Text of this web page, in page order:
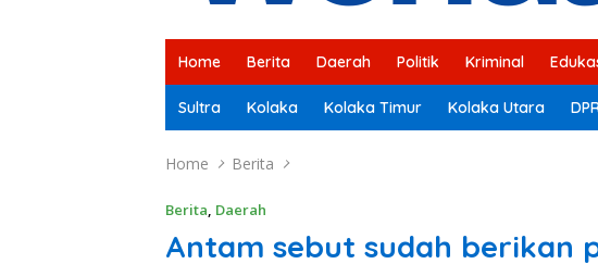
Home Berita Daerah Politik Kriminal
Sultra Kolaka Kolaka Timur Kolaka Utara
Home Berita
Berita, Daerah
Antam sebut sudah berikan